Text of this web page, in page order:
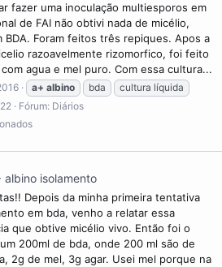
fazer uma inoculação multiesporos em
de FAI não obtivi nada de micélio,
BDA. Foram feitos três repiques. Apos a
razoavelmente rizomorfico, foi feito
agua e mel puro. Com essa cultura...
a+ albino bda
cultura líquida
Fórum: Diários
albino isolamento
Depois da minha primeira tentativa
em bda, venho a relatar essa
que obtive micélio vivo. Então foi o
200ml de bda, onde 200 ml são de
2g de mel, 3g agar. Usei mel porque na